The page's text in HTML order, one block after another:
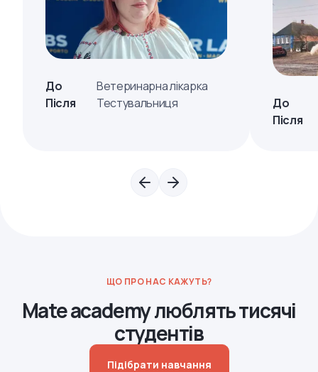
До
Ветеринарна лікарка
Після
Тестувальниця
До
Після
ЩО ПРО НАС КАЖУТЬ?
Mate academy люблять тисячі
студентів
Підібрати навчання